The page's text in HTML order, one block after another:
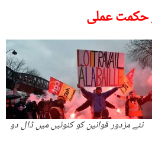
حکمت عملی
قوانین کو کنوئیں میں ڈال دو